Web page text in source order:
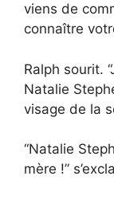
viens de
connaître
Ralph sourit.
Natalie
visage de la
“Natalie
mère !”